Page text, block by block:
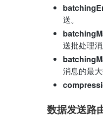
送。
送批处理
消息的最
数据发送路